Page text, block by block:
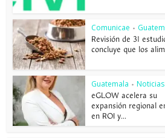
Comunicae •
Revisión de 31
concluye que los
Guatemala • Noticias
eGLOW acelera su
expansión regional
en ROI y...